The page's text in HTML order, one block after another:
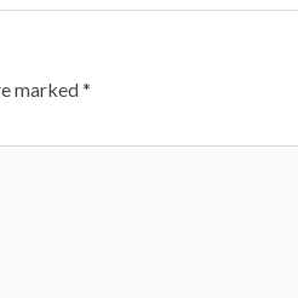
marked*